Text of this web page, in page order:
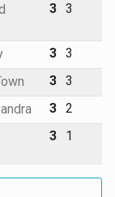
3 3
3 3
3 3
3 2
3 1